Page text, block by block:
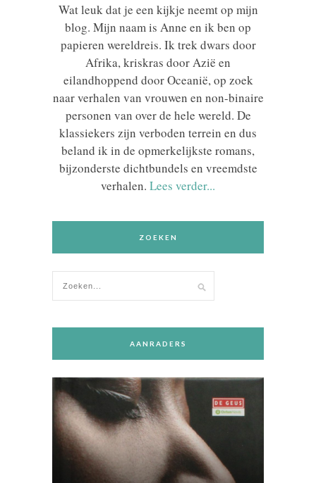
Wat leuk dat je een kijkje neemt op mijn
blog. Mijn naam is Anne en ik ben op
papieren wereldreis. Ik trek dwars door
Afrika, kriskras door Azië en
eilandhoppend door Oceanië, op zoek
naar verhalen van vrouwen en non-binaire
personen van over de hele wereld. De
klassiekers zijn verboden terrein en dus
beland ik in de opmerkelijkste romans,
bijzonderste dichtbundels en vreemdste
verhalen. Lees verder...
ZOEKEN
AANRADERS